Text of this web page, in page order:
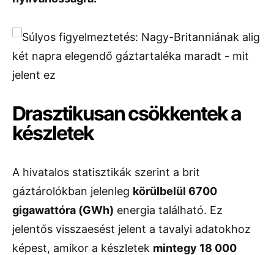
Drasztikusan csökkentek a
készletek
A hivatalos statisztikák szerint a brit
gáztárolókban jelenleg körülbelül 6700
gigawattóra (GWh) energia található. Ez
jelentős visszaesést jelent a tavalyi adatokhoz
képest, amikor a készletek mintegy 18 000